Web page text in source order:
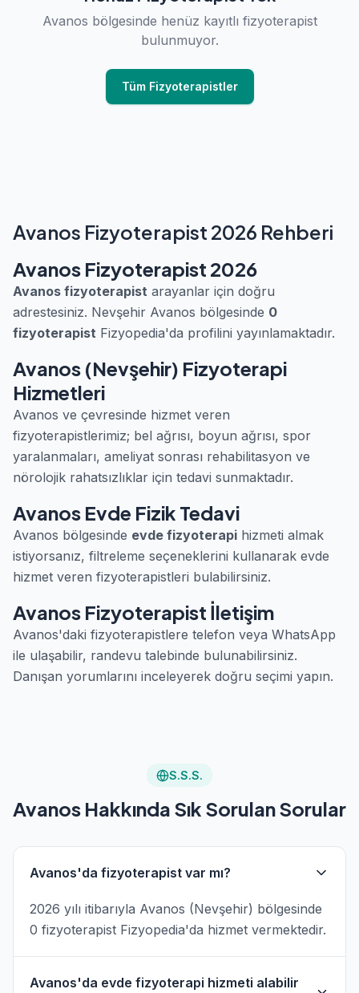
Avanos bölgesinde henüz kayıtlı fizyoterapist
bulunmuyor.
Tüm Fizyoterapistler
Avanos Fizyoterapist 2026 Rehberi
Avanos Fizyoterapist 2026
Avanos fizyoterapist arayanlar için doğru
adrestesiniz. Nevşehir Avanos bölgesinde 0
fizyoterapist Fizyopedia'da profilini yayınlamaktadır.
Avanos (Nevşehir) Fizyoterapi
Hizmetleri
Avanos ve çevresinde hizmet veren
fizyoterapistlerimiz; bel ağrısı, boyun ağrısı, spor
yaralanmaları, ameliyat sonrası rehabilitasyon ve
nörolojik rahatsızlıklar için tedavi sunmaktadır.
Avanos Evde Fizik Tedavi
Avanos bölgesinde evde fizyoterapi hizmeti almak
istiyorsanız, filtreleme seçeneklerini kullanarak evde
hizmet veren fizyoterapistleri bulabilirsiniz.
Avanos Fizyoterapist İletişim
Avanos'daki fizyoterapistlere telefon veya WhatsApp
ile ulaşabilir, randevu talebinde bulunabilirsiniz.
Danışan yorumlarını inceleyerek doğru seçimi yapın.
S.S.S.
Avanos Hakkında Sık Sorulan Sorular
Avanos'da fizyoterapist var mı?
2026 yılı itibarıyla Avanos (Nevşehir) bölgesinde
0 fizyoterapist Fizyopedia'da hizmet vermektedir.
Avanos'da evde fizyoterapi hizmeti alabilir